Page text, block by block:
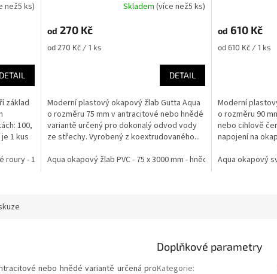
mm - antracit
než5 ks)
DETAIL
základ
100,
1 kus
roury - 100 mm
Aqua trn objímky plastové svodové roury - 160 mm
Skladem (více než5 ks)
od 270 Kč
Měrná
od 270 Kč / 1 ks
DETAIL
Moderní plastový okapový žlab Gutta Aqua
o rozměru 75 mm v antracitové nebo hnědé
variantě určený pro dokonalý odvod vody
ze střechy. Vyrobený z koextrudovaného...
Aqua okapový žlab PVC - 75 x 3000 mm - hnědá
Aqua okapový
od 610 Kč
Měrná
od 610 Kč / 1 ks
Moderní
o rozměru 90
nebo cihlově
napojení na
Aqua okapový
nebo hnědé variantě určená pro
Doplňkové parametry
Kategorie: